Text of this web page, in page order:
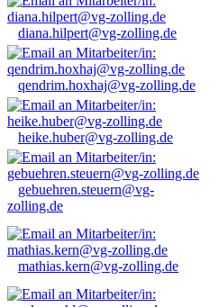
diana.hilpert@vg-zolling.de
qendrim.hoxhaj@vg-zolling.de
heike.huber@vg-zolling.de
gebuehren.steuern@vg-
zolling.de
mathias.kern@vg-zolling.de